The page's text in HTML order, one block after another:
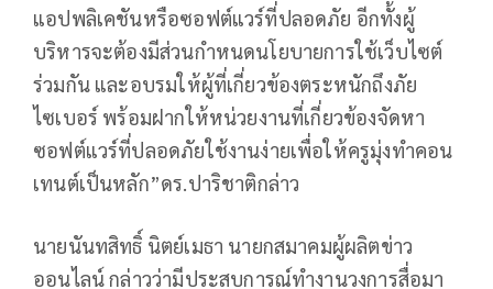
แอปพลิเคชันหรือซอฟต์แวร์ที่ปลอดภัย อีกทั้งผู้
บริหารจะต้องมีส่วนกำหนดนโยบายการใช้เว็บไซต์
ร่วมกัน และอบรมให้ผู้ที่เกี่ยวข้องตระหนักถึงภัย
ไซเบอร์ พร้อมฝากให้หน่วยงานที่เกี่ยวข้องจัดหา
ซอฟต์แวร์ที่ปลอดภัยใช้งานง่ายเพื่อให้ครูมุ่งทำคอน
เทนต์เป็นหลัก”ดร.ปาริชาติกล่าว
นายนันทสิทธิ์ นิตย์เมธา นายกสมาคมผู้ผลิตข่าว
ออนไลน์ กล่าวว่ามีประสบการณ์ทำงานวงการสื่อมา